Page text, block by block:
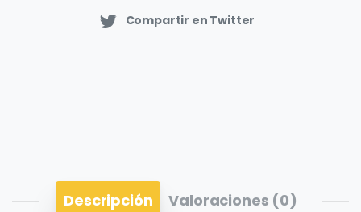
Compartir en Twitter
Descripción Valoraciones (0)